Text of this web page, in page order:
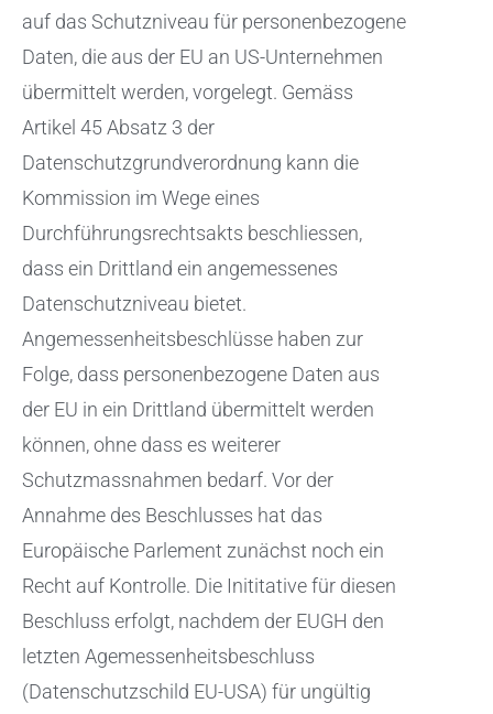
auf das Schutzniveau für personenbezogene
Daten, die aus der EU an US-Unternehmen
übermittelt werden, vorgelegt. Gemäss
Artikel 45 Absatz 3 der
Datenschutzgrundverordnung kann die
Kommission im Wege eines
Durchführungsrechtsakts beschliessen,
dass ein Drittland ein angemessenes
Datenschutzniveau bietet.
Angemessenheitsbeschlüsse haben zur
Folge, dass personenbezogene Daten aus
der EU in ein Drittland übermittelt werden
können, ohne dass es weiterer
Schutzmassnahmen bedarf. Vor der
Annahme des Beschlusses hat das
Europäische Parlement zunächst noch ein
Recht auf Kontrolle. Die Inititative für diesen
Beschluss erfolgt, nachdem der EUGH den
letzten Agemessenheitsbeschluss
(Datenschutzschild EU-USA) für ungültig